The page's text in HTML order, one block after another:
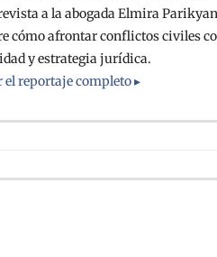
a la abogada Elmira Parikyan
cómo afrontar conflictos civiles
y estrategia jurídica.
el reportaje completo ▸